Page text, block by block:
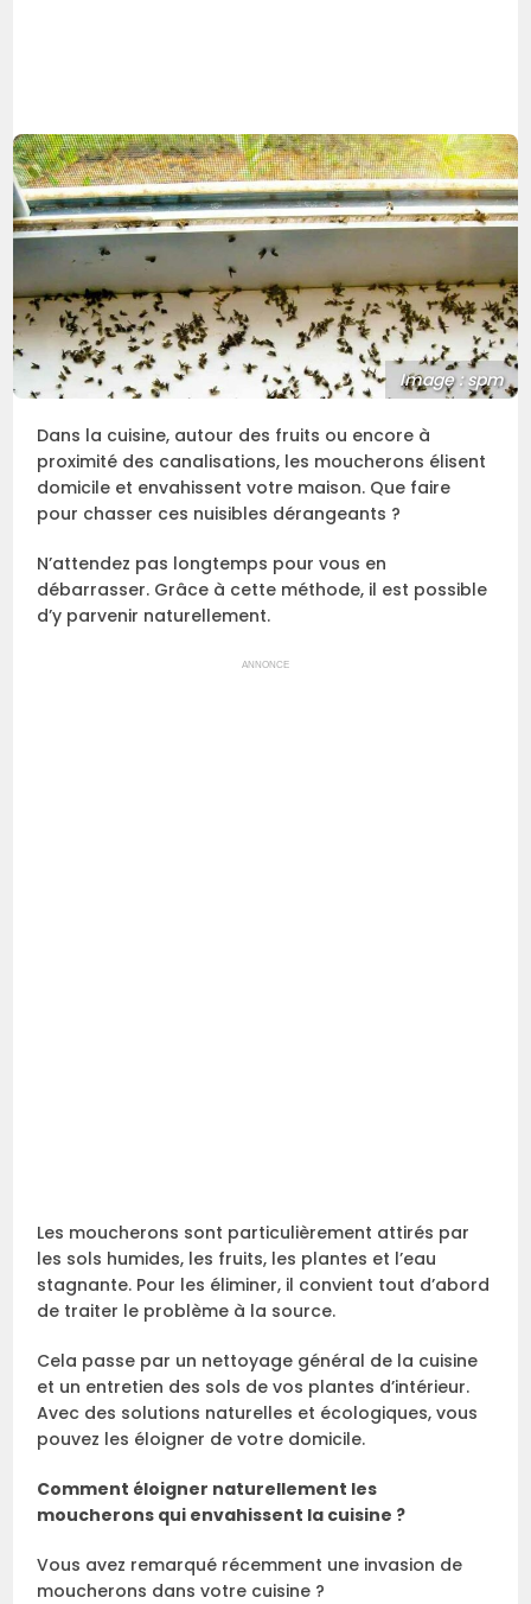
Image : spm
Dans la cuisine, autour des fruits ou encore à
proximité des canalisations, les moucherons élisent
domicile et envahissent votre maison. Que faire
pour chasser ces nuisibles dérangeants ?
N’attendez pas longtemps pour vous en
débarrasser. Grâce à cette méthode, il est possible
d’y parvenir naturellement.
ANNONCE
Les moucherons sont particulièrement attirés par
les sols humides, les fruits, les plantes et l’eau
stagnante. Pour les éliminer, il convient tout d’abord
de traiter le problème à la source.
Cela passe par un nettoyage général de la cuisine
et un entretien des sols de vos plantes d’intérieur.
Avec des solutions naturelles et écologiques, vous
pouvez les éloigner de votre domicile.
Comment éloigner naturellement les
moucherons qui envahissent la cuisine ?
Vous avez remarqué récemment une invasion de
moucherons dans votre cuisine ?